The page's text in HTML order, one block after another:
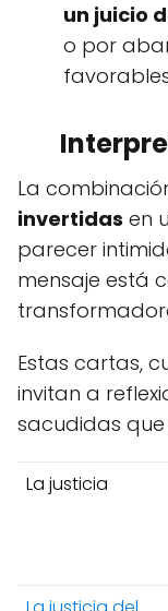
un juicio
o por
La
invertidas en
parecer
mensaje está
Estas cartas,
invitan a
sacudidas
La justicia